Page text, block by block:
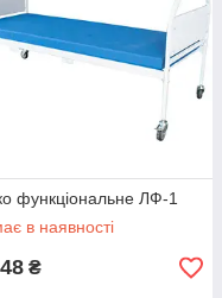
функціональне ЛФ-1
в наявності
₴